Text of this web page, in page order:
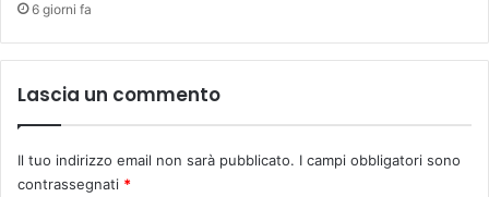
6 giorni fa
Lascia un commento
Il tuo indirizzo email non sarà pubblicato. I campi obbligatori sono
contrassegnati *